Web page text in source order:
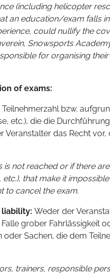
(including helicopter
an education/exam falls
could nullify the
Snowsports
for organising
of exams:
bzw.
etc.), die die
das Recht vor,
not reached or if there
that make it
to cancel the exam.
Weder der
grober Fahrlässigkeit
Sachen, die dem
trainers, responsible